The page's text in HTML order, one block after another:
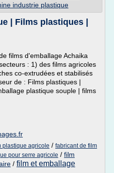
industrie plastique
| Films plastiques |
films d'emballage Achaika
: 1) des films agricoles
co-extrudées et stabilisés
de : Films plastiques |
plastique souple | films
plastique agricole / fabricant de film
pour serre agricole / film
/ film et emballage